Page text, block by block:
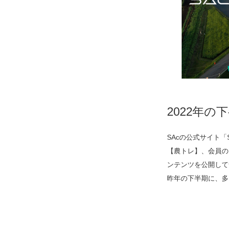
2022年の
SAcの公式サイト
【農トレ】、会員
ンテンツを公開して
昨年の下半期に、